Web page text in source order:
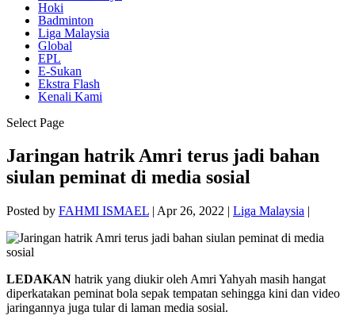
Hoki
Badminton
Liga Malaysia
Global
EPL
E-Sukan
Ekstra Flash
Kenali Kami
Select Page
Jaringan hatrik Amri terus jadi bahan
siulan peminat di media sosial
Posted by FAHMI ISMAEL | Apr 26, 2022 | Liga Malaysia |
LEDAKAN hatrik yang diukir oleh Amri Yahyah masih hangat
diperkatakan peminat bola sepak tempatan sehingga kini dan video
jaringannya juga tular di laman media sosial.